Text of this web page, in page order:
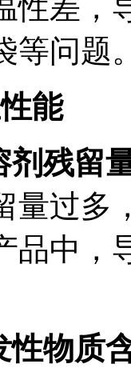
性差，
等问题。
能
剂残留
量过多
品中，
性物质